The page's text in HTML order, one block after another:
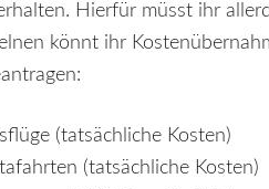
Hierfür müsst ihr
könnt ihr
(tatsächliche Kosten)
(tatsächliche Kosten)